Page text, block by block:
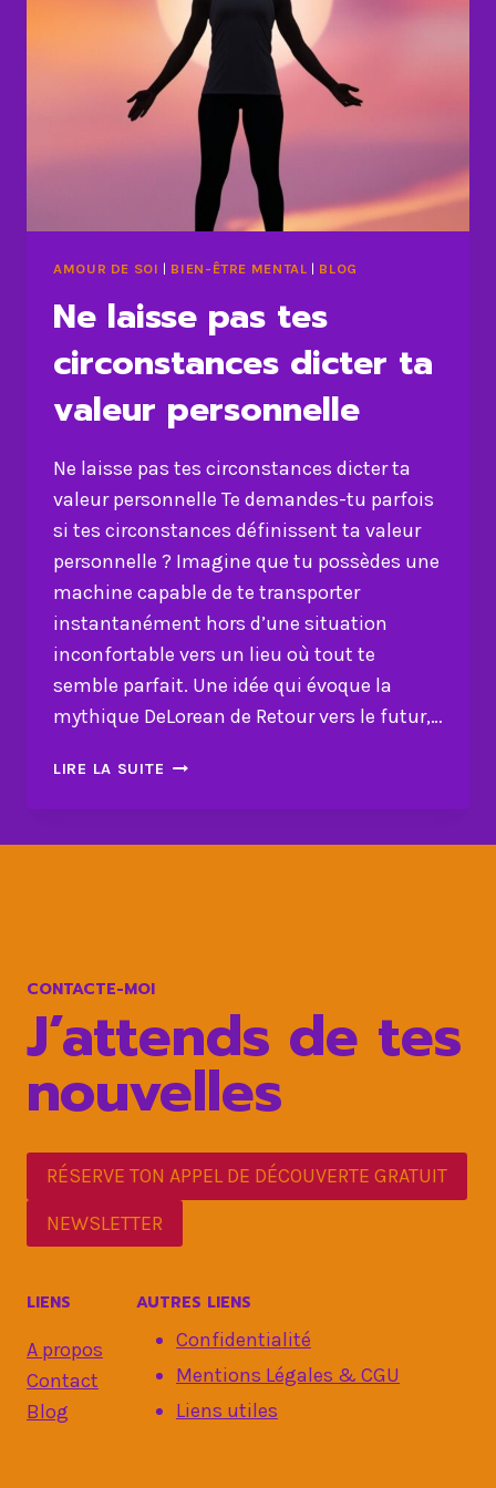
AMOUR DE SOI | BIEN-ÊTRE MENTAL | BLOG
Ne laisse pas tes
circonstances dicter ta
valeur personnelle
Ne laisse pas tes circonstances dicter ta
valeur personnelle Te demandes-tu parfois
si tes circonstances définissent ta valeur
personnelle ? Imagine que tu possèdes une
machine capable de te transporter
instantanément hors d’une situation
inconfortable vers un lieu où tout te
semble parfait. Une idée qui évoque la
mythique DeLorean de Retour vers le futur,…
LIRE LA SUITE NE
CONTACTE-MOI
J’attends de tes
nouvelles
RÉSERVE TON APPEL DE DÉCOUVERTE GRATUIT
NEWSLETTER
LIENS
A propos
Contact
Blog
AUTRES LIENS
Confidentialité
Mentions Légales & CGU
Liens utiles